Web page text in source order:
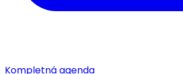
Kompletná agenda